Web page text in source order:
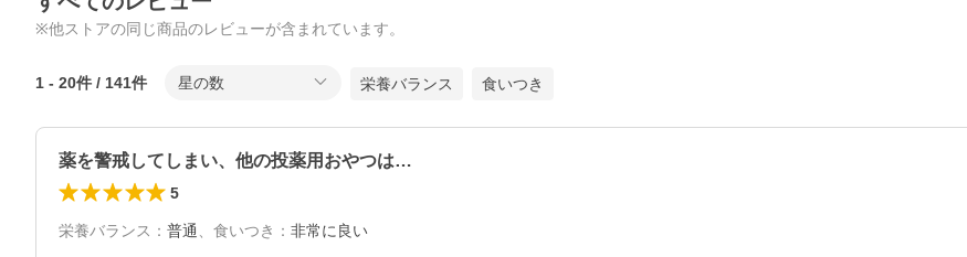
※他ストアの同じ商品のレビューが含まれています。
1 - 20件 / 141件 星の数 栄養バランス 食いつき
薬を警戒してしまい、他の投薬用おやつは…
5
栄養バランス ： 普通 、 食いつき ： 非常に良い